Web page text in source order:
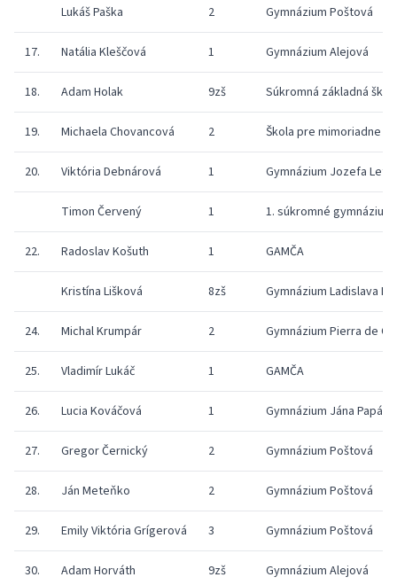
Lukáš Paška 2 Gymnázium Poštová
17. Natália Kleščová 1 Gymnázium Alejová
18. Adam Holak 9zš Súkromná základná
19. Michaela Chovancová 2 Škola pre mimoriadne
20. Viktória Debnárová 1 Gymnázium Jozefa
Timon Červený 1 1. súkromné
22. Radoslav Košuth 1 GAMČA
Kristína Lišková 8zš Gymnázium Ladislava
24. Michal Krumpár 2 Gymnázium Pierra de
25. Vladimír Lukáč 1 GAMČA
26. Lucia Kováčová 1 Gymnázium Jána
27. Gregor Černický 2 Gymnázium Poštová
28. Ján Meteňko 2 Gymnázium Poštová
29. Emily Viktória Grígerová 3 Gymnázium Poštová
30. Adam Horváth 9zš Gymnázium Alejová